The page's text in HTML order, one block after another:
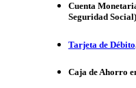
Cuenta
Seguridad
Tarjeta de Débito
Caja de Ahorro